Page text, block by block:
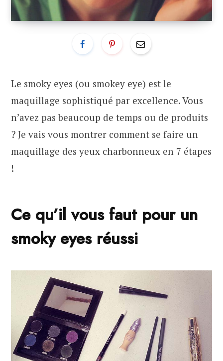
Le smoky eyes (ou smokey eye) est le
maquillage sophistiqué par excellence. Vous
n’avez pas beaucoup de temps ou de produits
? Je vais vous montrer comment se faire un
maquillage des yeux charbonneux en 7 étapes
!
Ce qu’il vous faut pour un
smoky eyes réussi